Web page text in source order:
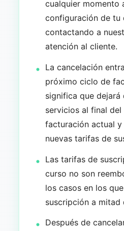
cualquier momento
configuración de tu
contactando a
atención al cliente.
La cancelación
próximo ciclo de
significa que
servicios al final
facturación actual
nuevas tarifas de
Las tarifas de
curso no son
los casos en los
suscripción a mitad
Después de